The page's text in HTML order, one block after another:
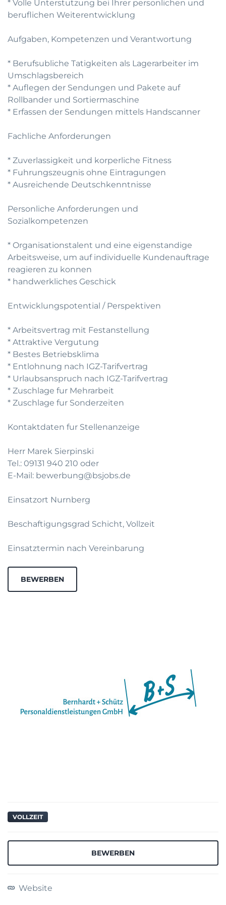
* Volle Unterstutzung bei Ihrer personlichen und
beruflichen Weiterentwicklung
Aufgaben, Kompetenzen und Verantwortung
* Berufsubliche Tatigkeiten als Lagerarbeiter im
Umschlagsbereich
* Auflegen der Sendungen und Pakete auf
Rollbander und Sortiermaschine
* Erfassen der Sendungen mittels Handscanner
Fachliche Anforderungen
* Zuverlassigkeit und korperliche Fitness
* Fuhrungszeugnis ohne Eintragungen
* Ausreichende Deutschkenntnisse
Personliche Anforderungen und
Sozialkompetenzen
* Organisationstalent und eine eigenstandige
Arbeitsweise, um auf individuelle Kundenauftrage
reagieren zu konnen
* handwerkliches Geschick
Entwicklungspotential / Perspektiven
* Arbeitsvertrag mit Festanstellung
* Attraktive Vergutung
* Bestes Betriebsklima
* Entlohnung nach IGZ-Tarifvertrag
* Urlaubsanspruch nach IGZ-Tarifvertrag
* Zuschlage fur Mehrarbeit
* Zuschlage fur Sonderzeiten
Kontaktdaten fur Stellenanzeige
Herr Marek Sierpinski
Tel.: 09131 940 210 oder
E-Mail: bewerbung@bsjobs.de
Einsatzort Nurnberg
Beschaftigungsgrad Schicht, Vollzeit
Einsatztermin nach Vereinbarung
BEWERBEN
VOLLZEIT
BEWERBEN
Website